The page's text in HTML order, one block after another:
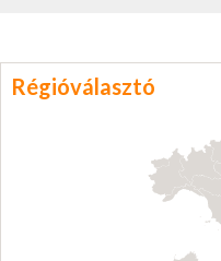
Régióválasztó